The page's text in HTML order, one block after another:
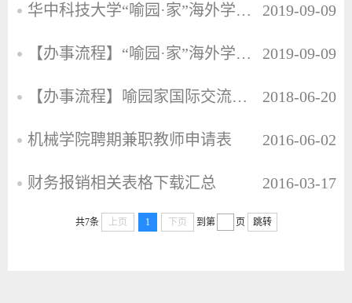
华中科技大学“喻园·家”海外学术大师 ​暨海外访问学者项目实施细则（试行） 2019-09-09
【办事流程】“喻园·家”海外学者访问项目申报指南 2019-09-09
【办事流程】喻园家国际交流与合作高端外专引智计划项目指南 2018-06-20
机械学院聘期兼职教师申请表 2016-06-02
财务报销相关表格下载汇总 2016-03-17
共7条 上页 1 下页 到第 页 跳转